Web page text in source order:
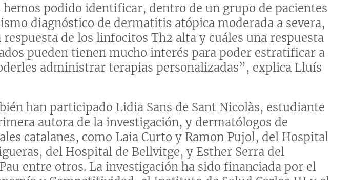
podido identificar, dentro de un grupo de pacientes
diagnóstico de dermatitis atópica moderada a severa,
respuesta de los linfocitos Th2 alta y cuáles una respuesta
pueden tienen mucho interés para poder estratificar a
administrar terapias personalizadas”, explica Lluís
han participado Lidia Sans de Sant Nicolàs, estudiante
autora de la investigación, y dermatólogos de
catalanes, como Laia Curto y Ramon Pujol, del Hospital
del Hospital de Bellvitge, y Esther Serra del
entre otros. La investigación ha sido financiada por el